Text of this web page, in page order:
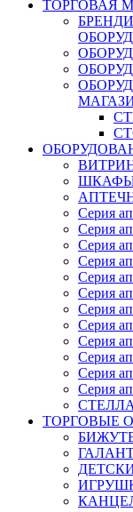
ТОРГОВАЯ
ШКАФЫ
Серия
Серия
Серия
Серия
Серия
Серия
Серия
Серия
Серия
Серия
Серия
Серия
ТОРГОВЫЕ